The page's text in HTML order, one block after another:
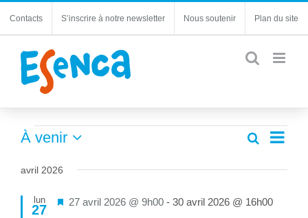
Contacts S’inscrire à notre newsletter Nous soutenir Plan du site
Évènements
de
Recherche
vues
Liste
À venir
une
avril 2026
lun
27
Mis
27 avril 2026 @ 9h00 - 30 avril 2026 @ 16h00